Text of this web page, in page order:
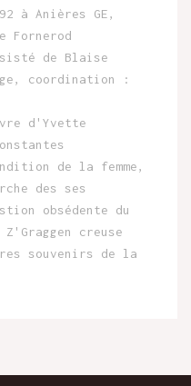
à Anières GE,
de Blaise
coordination :
d'Yvette
de la femme,
des ses
obsédente du
creuse
souvenirs de la